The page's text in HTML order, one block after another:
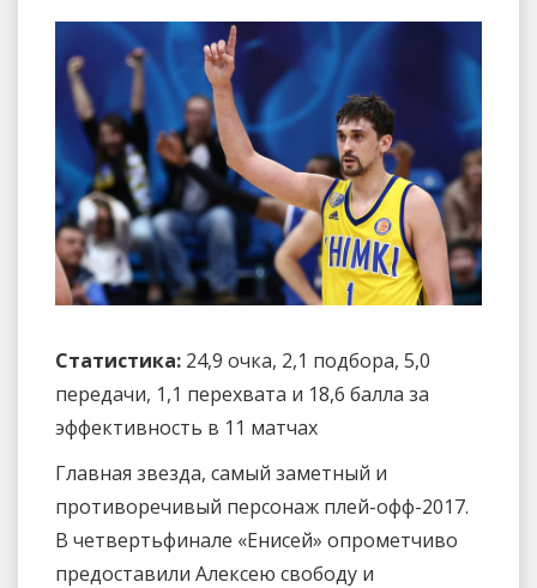
Статистика: 24,9 очка, 2,1 подбора, 5,0
передачи, 1,1 перехвата и 18,6 балла за
эффективность в 11 матчах
Главная звезда, самый заметный и
противоречивый персонаж плей-офф-2017.
В четвертьфинале «Енисей» опрометчиво
предоставили Алексею свободу и